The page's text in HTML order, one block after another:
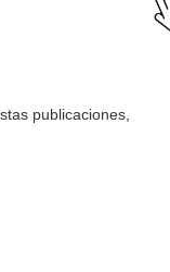
publicaciones,